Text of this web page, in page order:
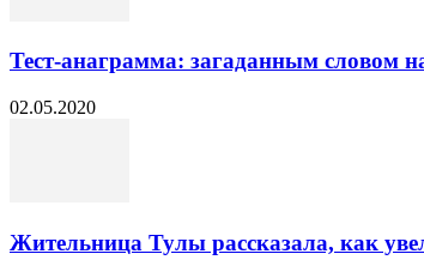
Тест-анаграмма: загаданным словом
02.05.2020
Жительница Тулы рассказала, как